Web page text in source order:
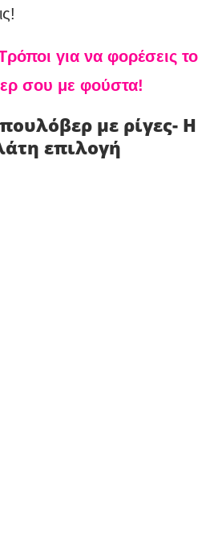
για να φορέσεις το
σου με φούστα!
με ρίγες- Η
επιλογή